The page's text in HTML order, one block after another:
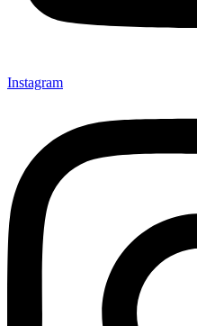
Instagram